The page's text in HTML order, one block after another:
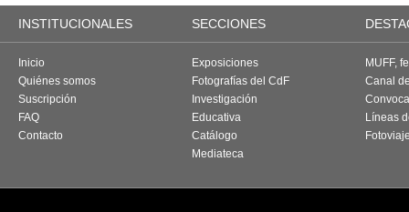
INSTITUCIONALES SECCIONES
Inicio
Quiénes somos
Suscripción
FAQ
Contacto
Exposiciones
Fotografías del CdF
Investigación
Educativa
Catálogo
Mediateca
MUFF,
Canal
Líneas